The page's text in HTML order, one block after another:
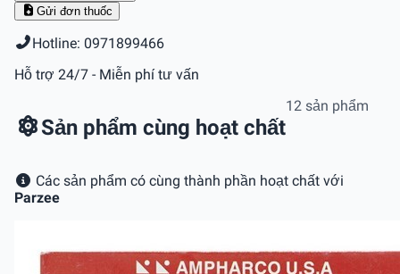
Gửi đơn thuốc
Hotline: 0971899466
Hỗ trợ 24/7 - Miễn phí tư vấn
Sản phẩm cùng hoạt chất
12 sản phẩm
Các sản phẩm có cùng thành phần hoạt chất với
Parzee